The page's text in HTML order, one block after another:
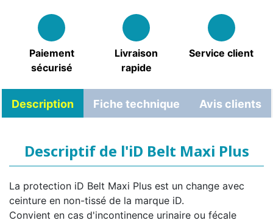
Paiement
sécurisé
Livraison
rapide
Service client
Description Fiche technique Avis clients
Descriptif de l'iD Belt Maxi Plus
La protection iD Belt Maxi Plus est un change avec
ceinture en non-tissé de la marque iD.
Convient en cas d'incontinence urinaire ou fécale